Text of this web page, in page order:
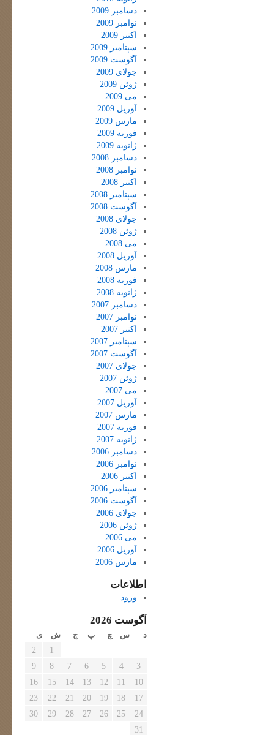
دسامبر 2009
نوامبر 2009
اکتبر 2009
سپتامبر 2009
آگوست 2009
جولای 2009
ژوئن 2009
می 2009
آوریل 2009
مارس 2009
فوریه 2009
ژانویه 2009
دسامبر 2008
نوامبر 2008
اکتبر 2008
سپتامبر 2008
آگوست 2008
جولای 2008
ژوئن 2008
می 2008
آوریل 2008
مارس 2008
فوریه 2008
ژانویه 2008
دسامبر 2007
نوامبر 2007
اکتبر 2007
سپتامبر 2007
آگوست 2007
جولای 2007
ژوئن 2007
می 2007
آوریل 2007
مارس 2007
فوریه 2007
ژانویه 2007
دسامبر 2006
نوامبر 2006
اکتبر 2006
سپتامبر 2006
آگوست 2006
جولای 2006
ژوئن 2006
می 2006
آوریل 2006
مارس 2006
اطلاعات
ورود
آگوست 2026
د س چ پ ج ش ی
1
2
3
4
5
6
7
8
9
10
11
12
13
14
15
16
17
18
19
20
21
22
23
24
25
26
27
28
29
30
31